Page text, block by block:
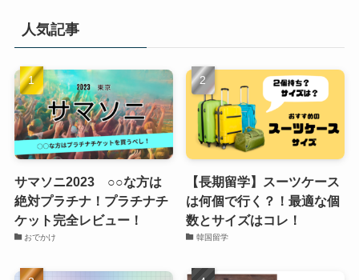
人気記事
サマソニ2023 ○○な方は
絶対プラチナ！プラチナチ
ケット完全レビュー！
おでかけ
【長期留学】スーツケース
は何個で行く？！最適な個
数とサイズはコレ！
韓国留学